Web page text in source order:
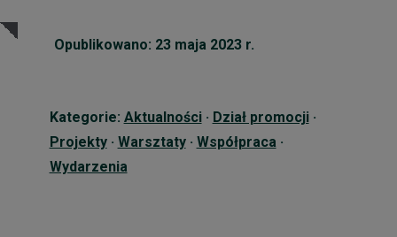
Opublikowano: 23 maja 2023 r.
Kategorie: Aktualności· Dział promocji·
Projekty· Warsztaty· Współpraca ·
Wydarzenia